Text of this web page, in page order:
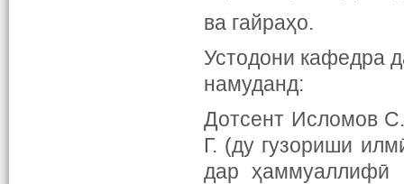
ва гайраҳо.
Устодони кафедра
намуданд:
Дотсент Исломов
Г. (ду гузориши
дар ҳаммуаллифӣ